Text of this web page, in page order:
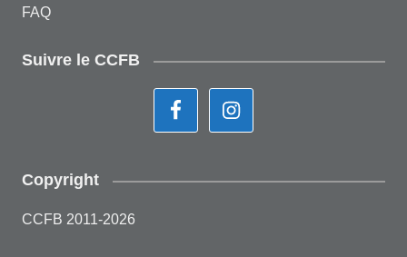
FAQ
Suivre le CCFB
Copyright
CCFB 2011-2026